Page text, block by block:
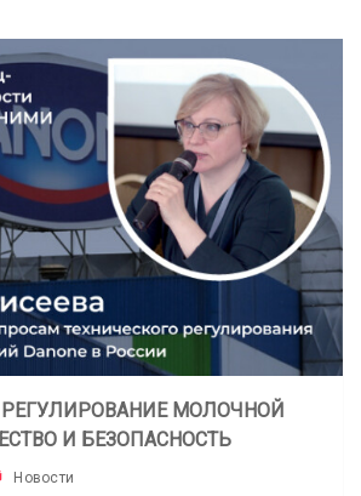
РЕГУЛИРОВАНИЕ МОЛОЧНОЙ
И БЕЗОПАСНОСТЬ
Новости